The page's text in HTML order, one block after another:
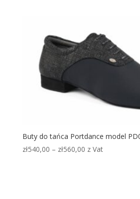
Buty do tańca Portdance model
zł540,00 – zł560,00Zakres
z Vat